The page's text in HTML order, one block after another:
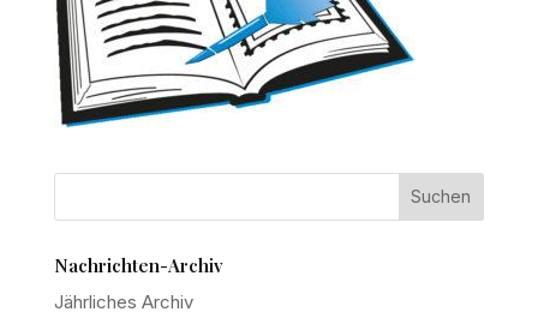
Nachrichten-Archiv
Jährliches Archiv